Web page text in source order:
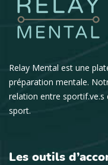
Relay Mental est une
préparation mentale.
relation entre
sport.
Les outils